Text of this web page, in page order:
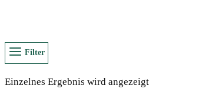
Filter
Einzelnes Ergebnis wird angezeigt